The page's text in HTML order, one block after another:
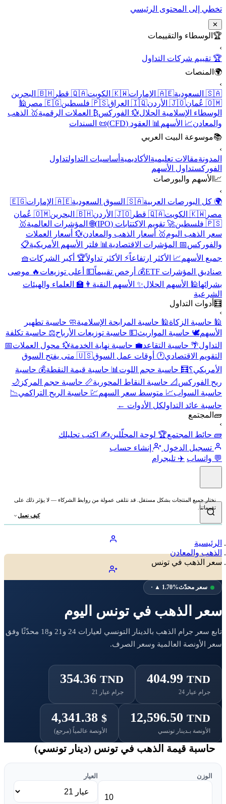
تخطي إلى المحتوى الرئيسي
✕
🏆 الوسطاء والتقييمات
›
🏆 تقييم شركات التداول
🌍 المنصات
›
🇸🇦 السعودية
🇦🇪 الإمارات 🇰🇼 الكويت 🇶🇦 قطر
🇧🇭 البحرين
🇴🇲 عُمان
🇯🇴 الأردن 🇮🇶 العراق 🇵🇸 فلسطين 🇪🇬 مصر
🕌
الوسطاء الإسلامية الحلال💱 الفوركس₿ العملات الرقمية🥇 الذهب
والمعادن📈 الأسهم 📊 العقود (CFD)
📜 السندات
📚موسوعة البيت العربي
›
المدونةمقالات تعليمية الأكاديمية أساسيات التداولتداول
الفوركستداول الأسهم
📈 الأسهم والبورصات
›
🌍 كل البورصات العربية🇸🇦 السوق السعودية 🇦🇪 الإمارات
🇪🇬
مصر 🇰🇼 الكويت 🇶🇦 قطر 🇯🇴 الأردن 🇧🇭 البحرين
🇴🇲 عُمان
🇵🇸 فلسطين
🚀 تقويم الاكتتابات (IPO) 🌐 المؤشرات العالمية🥇
سعر الذهب اليوم🥇 أسعار الذهب والمعادن💱 أسعار العملات
والفوركس📅 المؤشرات الاقتصادية 📊 فلتر الأسهم الأمريكية📋
جميع الأسهم📈 الأكثر ارتفاعاً⚡ الأكثر تداولاً🏆 أكبر الشركات🧺
صناديق المؤشرات ETF
💰 أرخص تقييماً💵 أعلى توزيعات 🔥 موصى
بشرائها🕌 الأسهم الحلال✨ الأسهم النقية 👨‍🏫 العلماء والهيئات
الشرعية
🧮 أدوات التداول
›
🕌 حاسبة الزكاة🕌 حاسبة المرابحة الإسلامية🧼 حاسبة تطهير
الأسهم🕊️ حاسبة المواريث💵 حاسبة توزيعات الأرباح⚖️ حاسبة تكلفة
التداول🌴 حاسبة التقاعد💼 حاسبة نهاية الخدمة💱 محول العملات📅
التقويم الاقتصادي🕐 أوقات عمل السوق
🇺🇸 متى يفتح السوق
الأمريكي؟🧮 حاسبة حجم اللوت 📊 حاسبة قيمة النقطة💰 حاسبة
ربح الفوركس 📐 حاسبة النقاط المحورية📏 حاسبة حجم المركز 🌙
حاسبة السواب📈 متوسط سعر السهم💹 حاسبة الربح التراكمي📉
حاسبة عائد التداولكل الأدوات ←
🧱 المجتمع
›
🧱 حائط المجتمع🏆 لوحة المحلّلين✍️ اكتب تحليلك
تسجيل الدخول
إنشاء حساب
💬 واتساب ✈️ تليجرام
نختار جميع المنتجات بشكل مستقل. قد نتلقى عمولة من روابط الشركاء — لا يؤثر ذلك على
تقييماتنا.
كيف نعمل
الرئيسية
الذهب والمعادن
سعر الذهب في تونس
سعر محدّث· ▲ 1.70%
سعر الذهب في تونس اليوم
تابع سعر جرام الذهب بالدينار التونسي لعيارات 24 و21 و18 محدّثًا وفق
سعر الأونصة العالمية وسعر الصرف.
404.99 TND
جرام عيار 24
354.36 TND
جرام عيار 21
12,596.50 TND
الأونصة بـدينار تونسي
4,341.38 $
الأونصة عالمياً (مرجع)
حاسبة قيمة الذهب في تونس (دينار تونسي)
الوزن العيار